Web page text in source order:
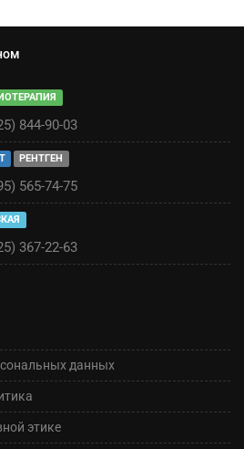
844-90-03
РЕНТГЕН
565-74-75
367-22-63
данных
этике